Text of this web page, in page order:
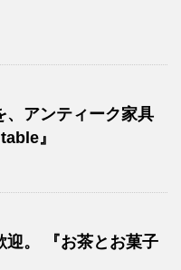
、アンティーク家具
』
迎。 『お茶とお菓子